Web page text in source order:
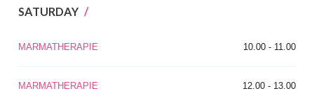
SATURDAY
MARMATHERAPIE 10.00 - 11.00
MARMATHERAPIE 12.00 - 13.00